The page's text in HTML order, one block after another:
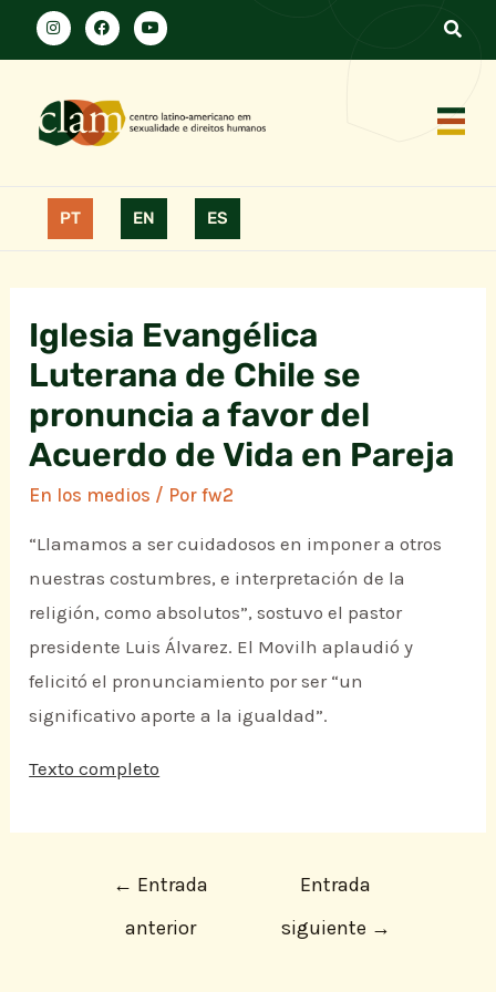
PT EN ES
Iglesia Evangélica
Luterana de Chile se
pronuncia a favor del
Acuerdo de Vida en Pareja
En los medios / Porfw2
“Llamamos a ser cuidadosos en imponer a otros
nuestras costumbres, e interpretación de la
religión, como absolutos”, sostuvo el pastor
presidente Luis Álvarez. El Movilh aplaudió y
felicitó el pronunciamiento por ser “un
significativo aporte a la igualdad”.
Texto completo
← Entrada
anterior
Entrada
siguiente →